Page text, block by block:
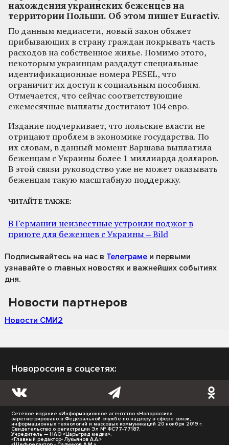
нахождения украинских беженцев на
территории Польши. Об этом пишет Euractiv.
По данным медиасети, новый закон обяжет
прибывающих в страну граждан покрывать часть
расходов на собственное жилье. Помимо этого,
некоторым украинцам раздадут специальные
идентификационные номера PESEL, что
ограничит их доступ к социальным пособиям.
Отмечается, что сейчас соответствующие
ежемесячные выплаты достигают 104 евро.
Издание подчеркивает, что польские власти не
отрицают проблем в экономике государства. По
их словам, в данный момент Варшава выплатила
беженцам с Украины более 1 миллиарда долларов.
В этой связи руководство уже не может оказывать
беженцам такую масштабную поддержку.
ЧИТАЙТЕ ТАКЖЕ:
В Германии неизвестные устроили поджог в
приюте для беженцев с Украины – Bild
Подписывайтесь на нас в Телеграме и первыми
узнавайте о главных новостях и важнейших событиях
дня.
Новости партнеров
Новости СМИ2
Новороссия в соцсетях:
Сетевое издание «Информационное агентство «Новороссия»
зарегистрировано в Федеральной службе по надзору в сфере связи,
информационных технологий и массовых коммуникаций 20 ноября 2019 г.
Свидетельство о регистрации Эл № ФС77-77187.
Учредитель — НАО «Царьград медиа».
«Главный редактор- Лукьянов А.А.»